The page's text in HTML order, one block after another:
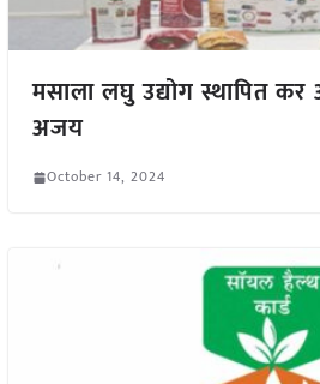
मसाला लघु उद्योग स्थापित कर
अजय
October 14, 2024